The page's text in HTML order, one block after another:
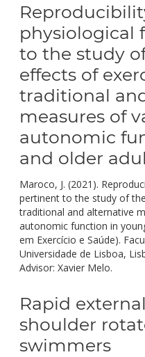
physiological
to the study
effects of
traditional
measures of
autonomic
and older
Maroco, J. (2021).
pertinent to the study of
traditional and alternative
autonomic function in
em Exercício e Saúde).
Universidade de Lisboa,
Advisor: Xavier Melo.
Rapid
shoulder
swimmers